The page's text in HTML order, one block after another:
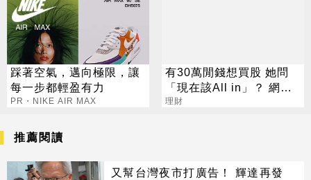
踩著空氣，邁向極限，讓
每一步都輕盈有力
PR・NIKE AIR MAX
有30萬閒錢想買股 她問
「現在該All in」？ 網推
這檔：明年換新家
理財
推薦閱讀
又幫台灣夜市打廣告！ 輝達再發